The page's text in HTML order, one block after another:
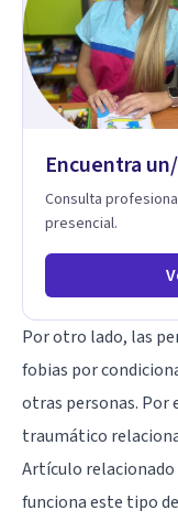
Encuentra
Consulta
presencial.
Por otro lado, las
fobias por
otras personas. Por
traumático
Artículo relacionado
funciona este tipo